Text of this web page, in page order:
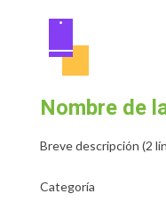
Nombre de
Breve descripción (2
Categoría